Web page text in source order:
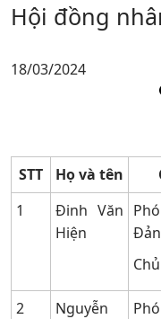
Hội đồng
18/03/2024
STT Họ và tên​
1
Đinh Văn
Hiện
2
Nguyễn